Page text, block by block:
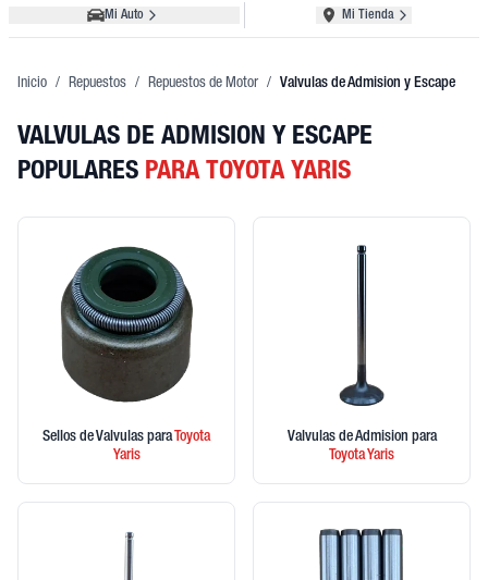
Mi Auto Mi Tienda
Inicio / Repuestos / Repuestos de Motor / Valvulas de Admision y Escape
VALVULAS DE ADMISION Y ESCAPE
POPULARES PARA TOYOTA YARIS
Sellos de Valvulas para Toyota
Yaris
Valvulas de Admision para
ToyotaYaris